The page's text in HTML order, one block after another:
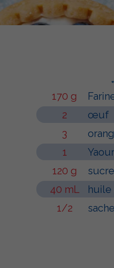
170 g
2
œuf
3
1
120 g
sucre
40 mL
huile
1/2